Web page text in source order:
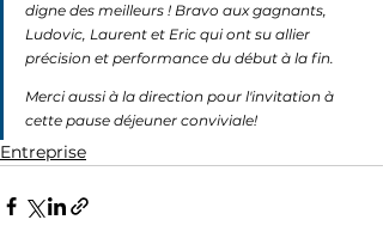
digne des meilleurs ! Bravo aux gagnants,
Ludovic, Laurent et Eric qui ont su allier
précision et performance du début à la fin.
Merci aussi à la direction pour l'invitation à
cette pause déjeuner conviviale!
Entreprise